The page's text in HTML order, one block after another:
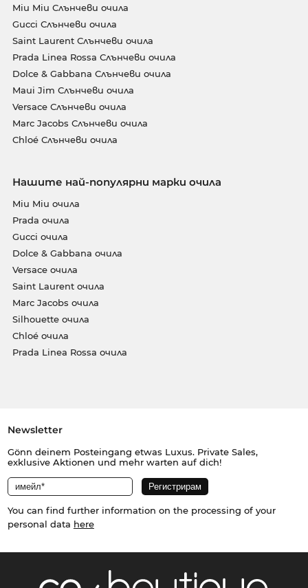
Miu Miu Слънчеви очила
Gucci Слънчеви очила
Saint Laurent Слънчеви очила
Prada Linea Rossa Слънчеви очила
Dolce & Gabbana Слънчеви очила
Maui Jim Слънчеви очила
Versace Слънчеви очила
Marc Jacobs Слънчеви очила
Chloé Слънчеви очила
Нашите най-популярни марки очила
Miu Miu очила
Prada очила
Gucci очила
Dolce & Gabbana очила
Versace очила
Saint Laurent очила
Marc Jacobs очила
Silhouette очила
Chloé очила
Prada Linea Rossa очила
Newsletter
Gönn deinem Posteingang etwas Luxus. Private Sales,
exklusive Aktionen und mehr warten auf dich!
You can find further information on the processing of your
personal data here